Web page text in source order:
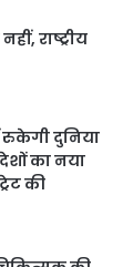
राष्ट्रीय
रुकेगी दुनिया
का नया
की